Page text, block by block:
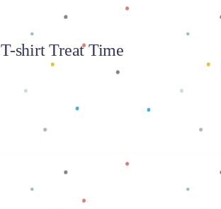
T-shirt Treat Time